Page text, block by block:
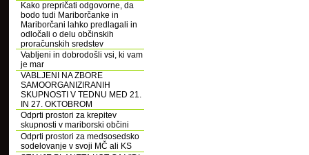
Kako prepričati odgovorne, da
bodo tudi Mariborčanke in
Mariborčani lahko predlagali in
odločali o delu občinskih
proračunskih sredstev
Vabljeni in dobrodošli vsi, ki vam
je mar
VABLJENI NA ZBORE
SAMOORGANIZIRANIH
SKUPNOSTI V TEDNU MED 21.
IN 27. OKTOBROM
Odprti prostori za krepitev
skupnosti v mariborski občini
Odprti prostori za medsosedsko
sodelovanje v svoji MČ ali KS